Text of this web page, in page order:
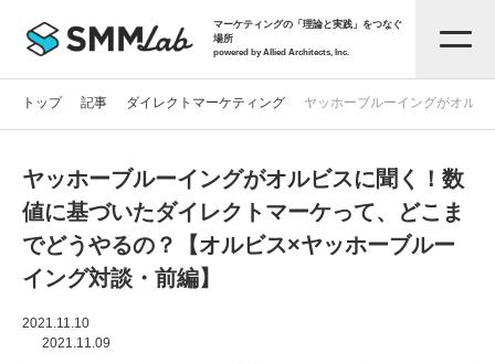
マーケティングの「理論と実践」をつなぐ
場所
powered by Allied Architects, Inc.
記事一覧
タグから探す
トップ 記事 ダイレクトマーケティング ヤッホーブルーイングがオル
ヤッホーブルーイングがオルビスに聞く！数
値に基づいたダイレクトマーケって、どこま
でどうやるの？【オルビス×ヤッホーブルー
イング対談・前編】
2021.11.10
2021.11.09